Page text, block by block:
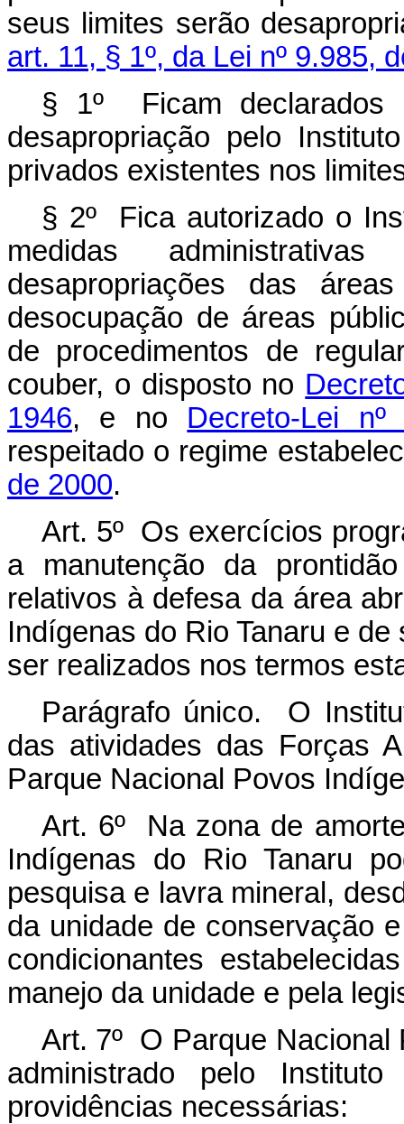
seus limites serão
art. 11, § 1º, da Lei nº 9.985,
§ 1º Ficam declarados
desapropriação pelo
privados existentes nos
§ 2º Fica autorizado o
medidas
desapropriações das
desocupação de áreas
de procedimentos de
couber, o disposto no
1946, e no Decreto-Lei
respeitado o regime
de 2000.
Art. 5º Os exercícios
a manutenção da
relativos à defesa da área
Indígenas do Rio Tanaru e
ser realizados nos termos
Parágrafo único. O
das atividades das Forças
Parque Nacional Povos
Art. 6º Na zona de
Indígenas do Rio Tanaru
pesquisa e lavra mineral,
da unidade de conservação
condicionantes
manejo da unidade e pela
Art. 7º O Parque Nacional
administrado pelo
providências necessárias: